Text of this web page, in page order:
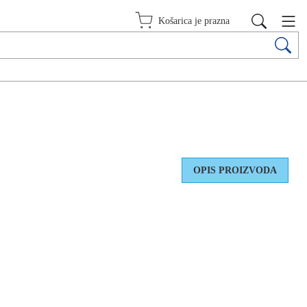
Košarica je prazna
OPIS PROIZVODA